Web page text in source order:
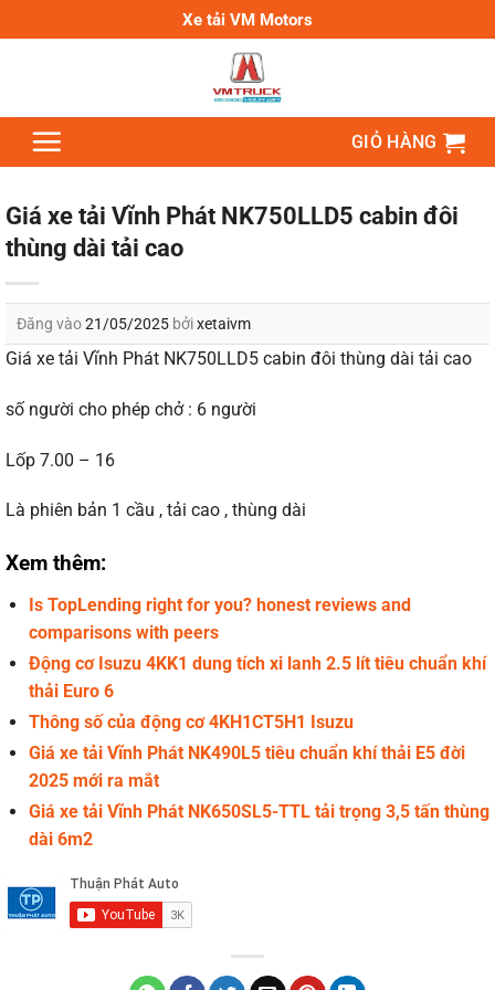
qua
Xe tải VM Motors
GIỎ HÀNG
Giá xe tải Vĩnh Phát NK750LLD5 cabin đôi
thùng dài tải cao
Đăng vào21/05/2025 bởixetaivm
Giá xe tải Vĩnh Phát NK750LLD5 cabin đôi thùng dài tải cao
số người cho phép chở : 6 người
Lốp 7.00 – 16
Là phiên bản 1 cầu , tải cao , thùng dài
Xem thêm:
Is TopLending right for you? honest reviews and
comparisons with peers
Động cơ Isuzu 4KK1 dung tích xi lanh 2.5 lít tiêu chuẩn khí
thải Euro 6
Thông số của động cơ 4KH1CT5H1 Isuzu
Giá xe tải Vĩnh Phát NK490L5 tiêu chuẩn khí thải E5 đời
2025 mới ra mắt
Giá xe tải Vĩnh Phát NK650SL5-TTL tải trọng 3,5 tấn thùng
dài 6m2